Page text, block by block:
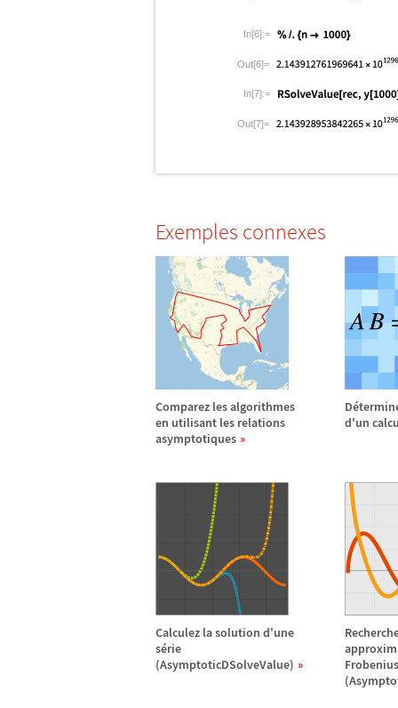
In[6]:=
Out[6]=
In[7]:=
Out[7]=
Exemples connexes
Comparez les algorithmes
en utilisant les relations
asymptotiques
Dé
d'un
Calculez la solution d'une
série
(AsymptoticDSolveValue)
Frobenius